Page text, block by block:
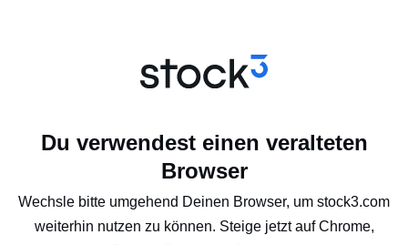
Du verwendest einen veralteten
Browser
Wechsle bitte umgehend Deinen Browser, um stock3.com
weiterhin nutzen zu können. Steige jetzt auf Chrome,